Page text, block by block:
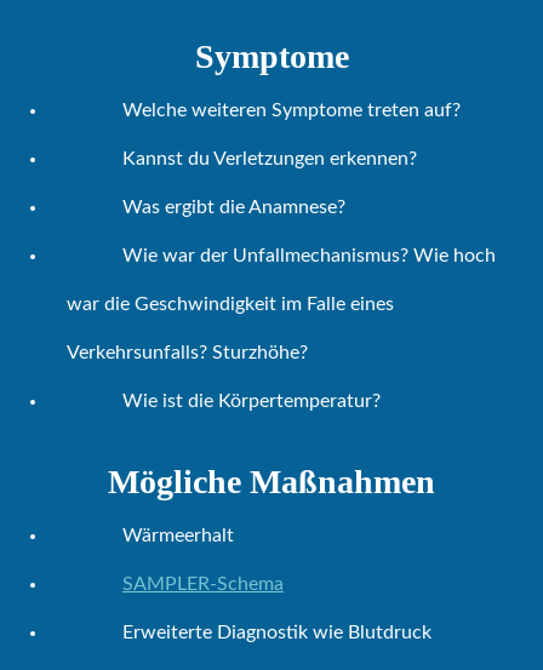
Symptome
Welche weiteren Symptome treten auf?
Kannst du Verletzungen erkennen?
Was ergibt die Anamnese?
Wie war der Unfallmechanismus? Wie hoch
war die Geschwindigkeit im Falle eines
Verkehrsunfalls? Sturzhöhe?
Wie ist die Körpertemperatur?
Mögliche Maßnahmen
Wärmeerhalt
SAMPLER-Schema
Erweiterte Diagnostik wie Blutdruck